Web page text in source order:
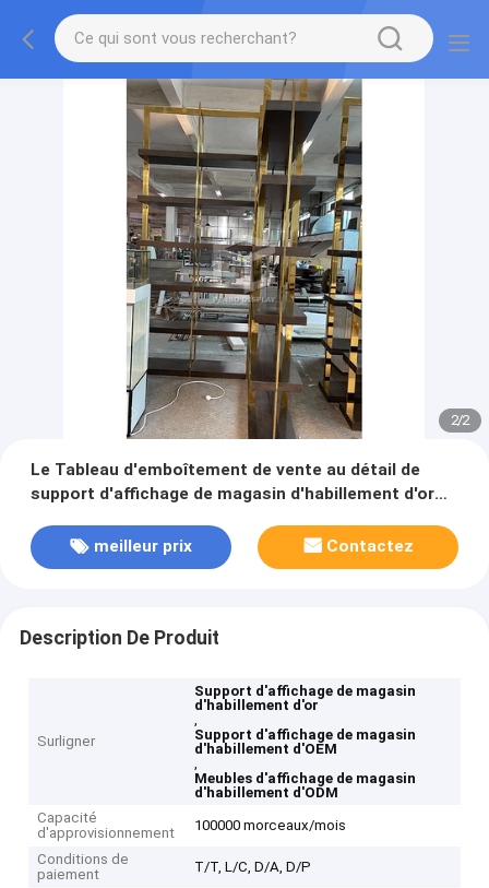
2/2
Le Tableau d'emboîtement de vente au détail de
support d'affichage de magasin d'habillement d'or
meilleur prix
Contactez
Description De Produit
Surligner
Support d'affichage de magasin
d'habillement d'or
,
Support d'affichage de magasin
d'habillement d'OEM
,
Meubles d'affichage de magasin
d'habillement d'ODM
Capacité
d'approvisionnement
100000 morceaux/mois
Conditions de
paiement
T/T, L/C, D/A, D/P